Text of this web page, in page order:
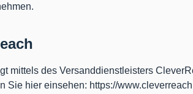
mittels des Versanddienstleisters
Sie hier einsehen: https://